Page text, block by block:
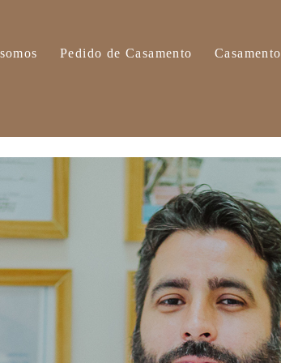
Pedido de Casamento Casamento